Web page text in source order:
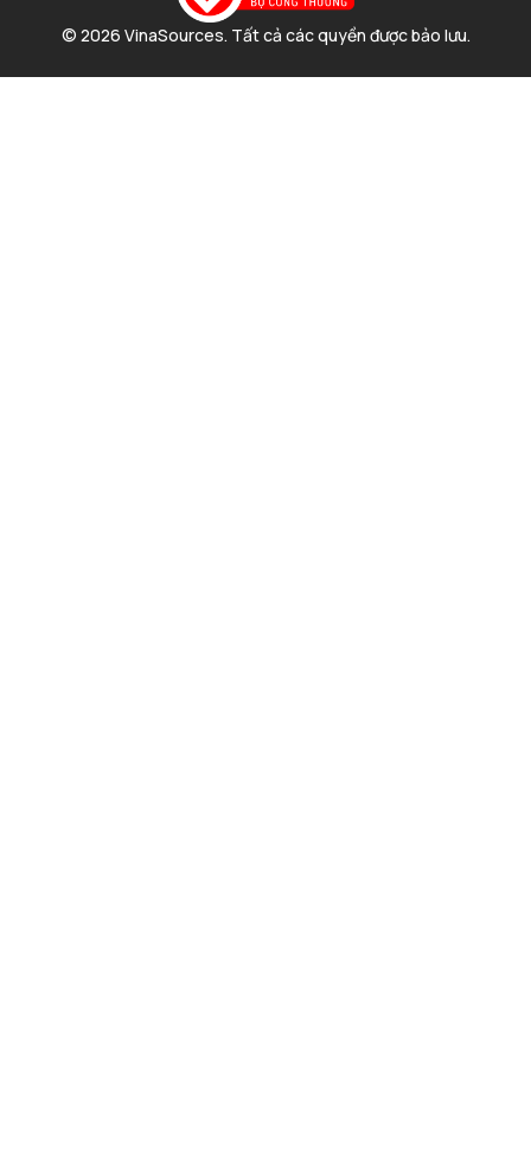
© 2026 VinaSources. Tất cả các quyền được bảo lưu.